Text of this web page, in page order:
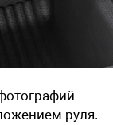
руля.